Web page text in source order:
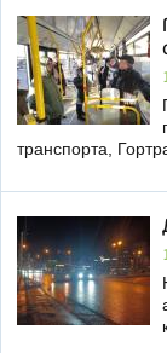
транспорта,